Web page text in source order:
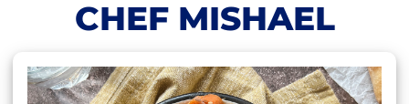
CHEF MISHAEL